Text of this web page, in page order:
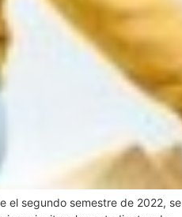
el segundo semestre de 2022, se